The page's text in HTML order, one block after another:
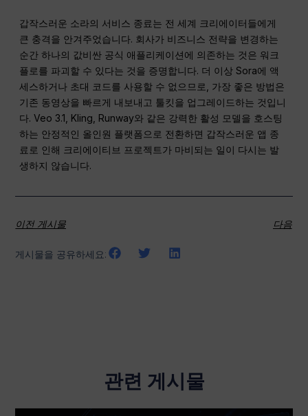
갑작스러운 소라의 서비스 종료는 전 세계 크리에이터들에게
큰 충격을 안겨주었습니다. 회사가 비즈니스 전략을 변경하는
순간 하나의 값비싼 공식 애플리케이션에 의존하는 것은 워크
플로를 파괴할 수 있다는 것을 증명합니다. 더 이상 Sora에 액
세스하거나 초대 코드를 사용할 수 없으므로, 가장 좋은 방법은
기존 동영상을 빠르게 내보내고 툴킷을 업그레이드하는 것입니
다. Veo 3.1, Kling, Runway와 같은 강력한 활성 모델을 호스팅
하는 안정적인 올인원 플랫폼으로 전환하면 갑작스러운 앱 종
료로 인해 크리에이티브 프로젝트가 마비되는 일이 다시는 발
생하지 않습니다.
이전 게시물 다음
게시물을 공유하세요:
관련 게시물